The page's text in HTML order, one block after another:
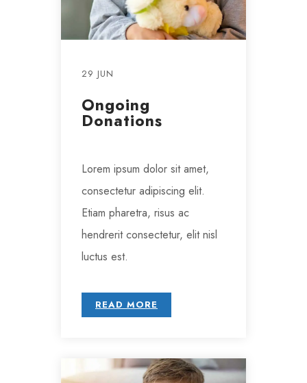
29 JUN
Ongoing
Donations
Lorem ipsum dolor sit amet,
consectetur adipiscing elit.
Etiam pharetra, risus ac
hendrerit consectetur, elit nisl
luctus est.
READ MORE